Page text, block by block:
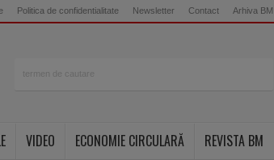
Politica de confidentialitate Newsletter Contact Arhiva BM
VIDEO ECONOMIE CIRCULARĂ REVISTA BM